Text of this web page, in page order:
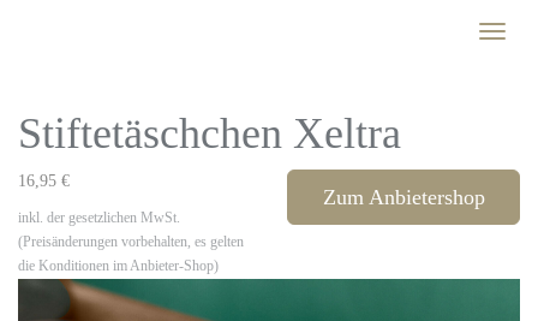
Toggle
Stiftetäschchen Xeltra
16,95 €
inkl. der gesetzlichen MwSt.
(Preisänderungen vorbehalten, es gelten
die Konditionen im Anbieter-Shop)
Zum Anbietershop